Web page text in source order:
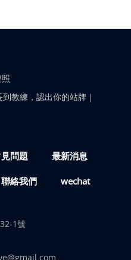
教練，認出你的站牌｜
問題 最新消息
聯絡我們 wechat
1號